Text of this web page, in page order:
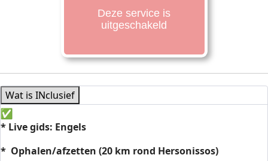
Wat is INclusief
* Live gids: Engels
* Ophalen/afzetten (20 km rond Hersonissos)